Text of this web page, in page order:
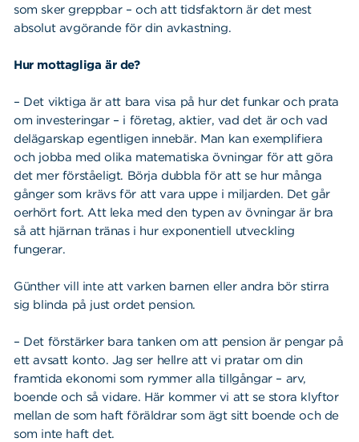
som sker greppbar – och att tidsfaktorn är det mest
absolut avgörande för din avkastning.
Hur mottagliga är de?
– Det viktiga är att bara visa på hur det funkar och prata
om investeringar – i företag, aktier, vad det är och vad
delägarskap egentligen innebär. Man kan exemplifiera
och jobba med olika matematiska övningar för att göra
det mer förståeligt. Börja dubbla för att se hur många
gånger som krävs för att vara uppe i miljarden. Det går
oerhört fort. Att leka med den typen av övningar är bra
så att hjärnan tränas i hur exponentiell utveckling
fungerar.
Günther vill inte att varken barnen eller andra bör stirra
sig blinda på just ordet pension.
– Det förstärker bara tanken om att pension är pengar på
ett avsatt konto. Jag ser hellre att vi pratar om din
framtida ekonomi som rymmer alla tillgångar – arv,
boende och så vidare. Här kommer vi att se stora klyftor
mellan de som haft föräldrar som ägt sitt boende och de
som inte haft det.